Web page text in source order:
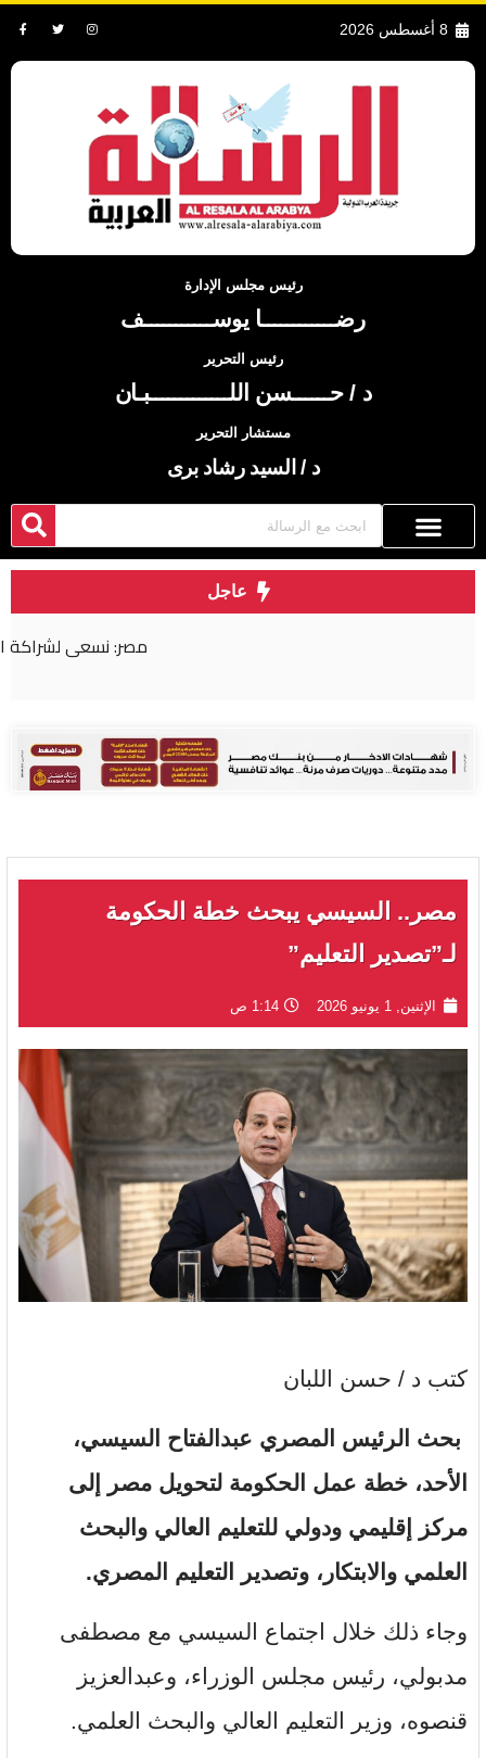
8 أغسطس 2026
رئيس مجلس الإدارة
رضــــــــــــا يوســـــــــــف
رئيس التحرير
د / حــــــسن اللـــــــــــــبـان
مستشار التحرير
د / السيد رشاد برى
عاجل
مصر: نسعى لشراكة اقتصادية أكثر عمقا مع روسيا
مصر.. السيسي يبحث خطة الحكومة
لـ”تصدير التعليم”
الإثنين, 1 يونيو 2026 1:14 ص
كتب د / حسن اللبان
بحث الرئيس المصري عبدالفتاح السيسي،
الأحد، خطة عمل الحكومة لتحويل مصر إلى
مركز إقليمي ودولي للتعليم العالي والبحث
العلمي والابتكار، وتصدير
التعليم المصري.
وجاء ذلك خلال اجتماع السيسي مع مصطفى
مدبولي، رئيس مجلس الوزراء، وعبدالعزيز
قنصوه، وزير التعليم العالي والبحث العلمي.